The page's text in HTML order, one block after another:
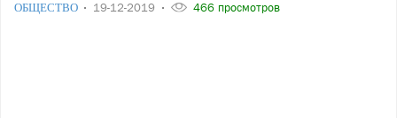
ОБЩЕСТВО 19-12-2019 466 просмотров